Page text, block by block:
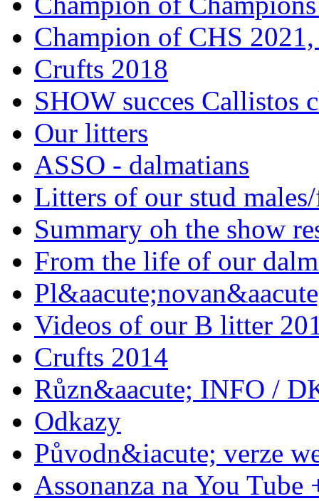
Champion of CHS
Crufts 2018
SHOW succes Callistos
Our litters
ASSO - dalmatians
Litters of our stud
Summary oh the show
From the life of our
Videos of our B litter
Crufts 2014
Různ&aacute; INFO /
Odkazy
Původn&iacute; verze
Assonanza na You Tube